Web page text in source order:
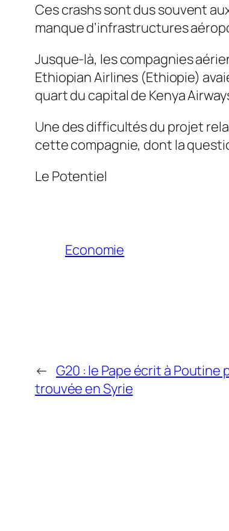
Ces crashs sont dus souvent
manque d’infrastructures
Jusque-là, les compagnies
Ethiopian Airlines (Ethiopie)
quart du capital de Kenya
Une des difficultés du projet
cette compagnie, dont la
Le Potentiel
Economie
← G20 : le Pape écrit à Poutine
trouvée en Syrie